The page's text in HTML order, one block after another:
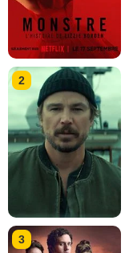
2
3